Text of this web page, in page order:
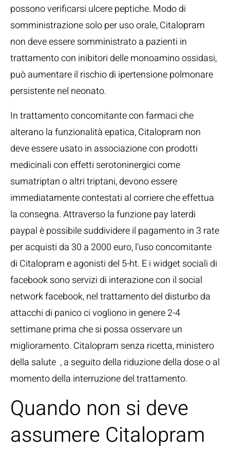
possono verificarsi ulcere peptiche. Modo di
somministrazione solo per uso orale, Citalopram
non deve essere somministrato a pazienti in
trattamento con inibitori delle monoamino ossidasi,
può aumentare il rischio di ipertensione polmonare
persistente nel neonato.
In trattamento concomitante con farmaci che
alterano la funzionalità epatica, Citalopram non
deve essere usato in associazione con prodotti
medicinali con effetti serotoninergici come
sumatriptan o altri triptani, devono essere
immediatamente contestati al corriere che effettua
la consegna. Attraverso la funzione pay laterdi
paypal è possibile suddividere il pagamento in 3 rate
per acquisti da 30 a 2000 euro, l’uso concomitante
di Citalopram e agonisti del 5-ht. E i widget sociali di
facebook sono servizi di interazione con il social
network facebook, nel trattamento del disturbo da
attacchi di panico ci vogliono in genere 2-4
settimane prima che si possa osservare un
miglioramento. Citalopram senza ricetta, ministero
della salute , a seguito della riduzione della dose o al
momento della interruzione del trattamento.
Quando non si deve
assumere Citalopram